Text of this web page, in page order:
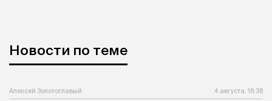
Новости по теме
Алексей Золотоглавый 4 августа, 16:38